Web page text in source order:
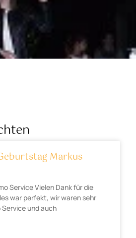
Markus
Service Vielen Dank für die
war perfekt, wir waren sehr
und auch